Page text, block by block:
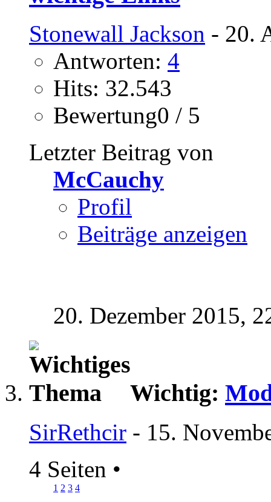
Stonewall Jackson - 20.
Antworten: 4
Hits: 32.543
Bewertung0 / 5
Letzter Beitrag von
McCauchy
Profil
Beiträge anzeigen
20. Dezember 2015,
Wichtig:
SirRethcir - 15.
4 Seiten •
1 2 3 4